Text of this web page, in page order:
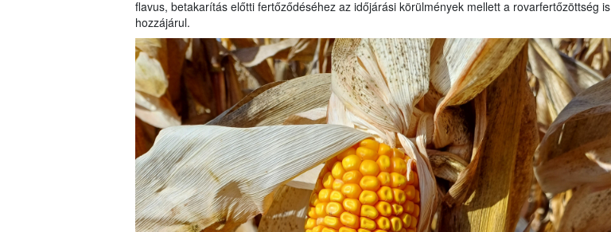
flavus, betakarítás előtti fertőződéséhez az időjárási körülmények mellett a rovarfertőzöttség is
hozzájárul.